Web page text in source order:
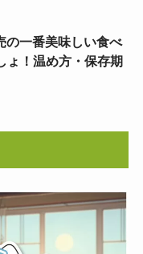
の一番美味しい食べ
ょ！温め方・保存期